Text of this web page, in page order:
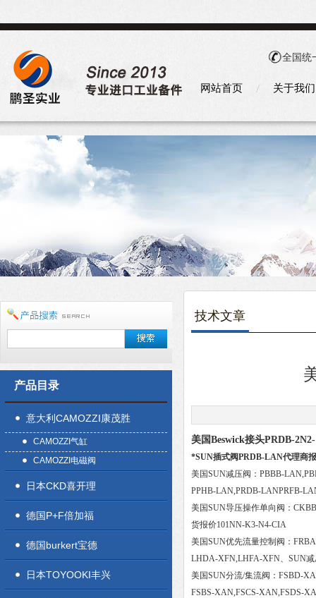
全国统
网站首页 关于我们
产品目录
意大利CAMOZZI康茂胜
CAMOZZI气缸
CAMOZZI电磁阀
日本CKD喜开理
德国P+F倍加福
德国burkert宝德
日本TOYOOKI丰兴
技术文章
美国Beswick接头PRDB-
*SUN插式阀PRDB-LAN代理商
美国SUN减压阀：PBBB-
PPHB-LAN,PRDB-LANPRFB-
美国SUN导压操作单向阀：
货报价101NN-K3-N4-CIA
美国SUN优先流量控制阀：
LHDA-XFN,LHFA-XFN、SUN
美国SUN分流/集流阀：FSBD-
FSBS-XAN,FSCS-XAN,FSDS-